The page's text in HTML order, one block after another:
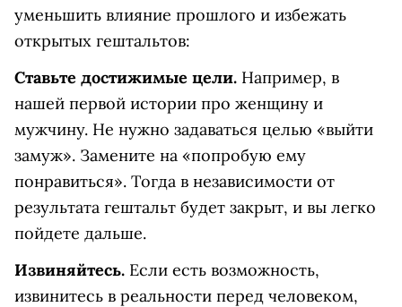
уменьшить влияние прошлого и избежать
открытых гештальтов:
Ставьте достижимые цели. Например, в
нашей первой истории про женщину и
мужчину. Не нужно задаваться целью «выйти
замуж». Замените на «попробую ему
понравиться». Тогда в независимости от
результата гештальт будет закрыт, и вы легко
пойдете дальше.
Извиняйтесь. Если есть возможность,
извинитесь в реальности перед человеком,